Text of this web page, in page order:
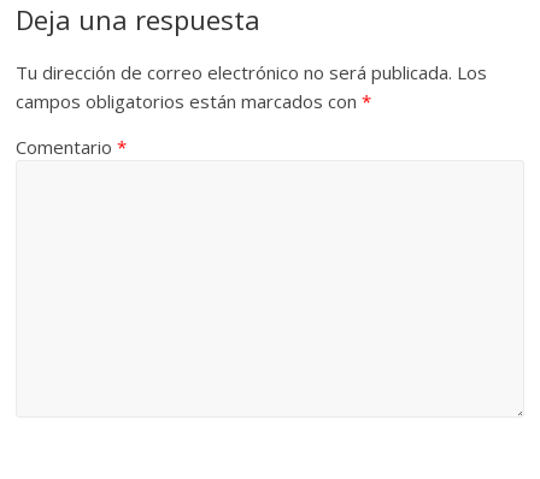
Deja una respuesta
Tu dirección de correo electrónico no será publicada. Los
campos obligatorios están marcados con*
Comentario*